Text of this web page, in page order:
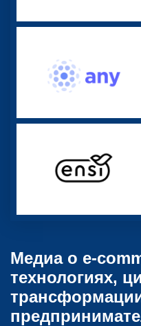
Медиа о e-
технологиях,